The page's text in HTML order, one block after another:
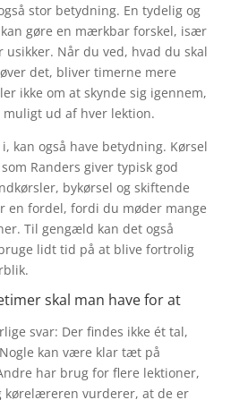
stor betydning. En tydelig og
gøre en mærkbar forskel, især
Når du ved, hvad du skal
det, bliver timerne mere
ikke om at skynde sig igennem,
ud af hver lektion.
kan også have betydning. Kørsel
Randers giver typisk god
bykørsel og skiftende
en fordel, fordi du møder mange
Til gengæld kan det også
lidt tid på at blive fortrolig
skal man have for at
svar: Der findes ikke ét tal,
kan være klar tæt på
har brug for flere lektioner,
kørelæreren vurderer, at de er